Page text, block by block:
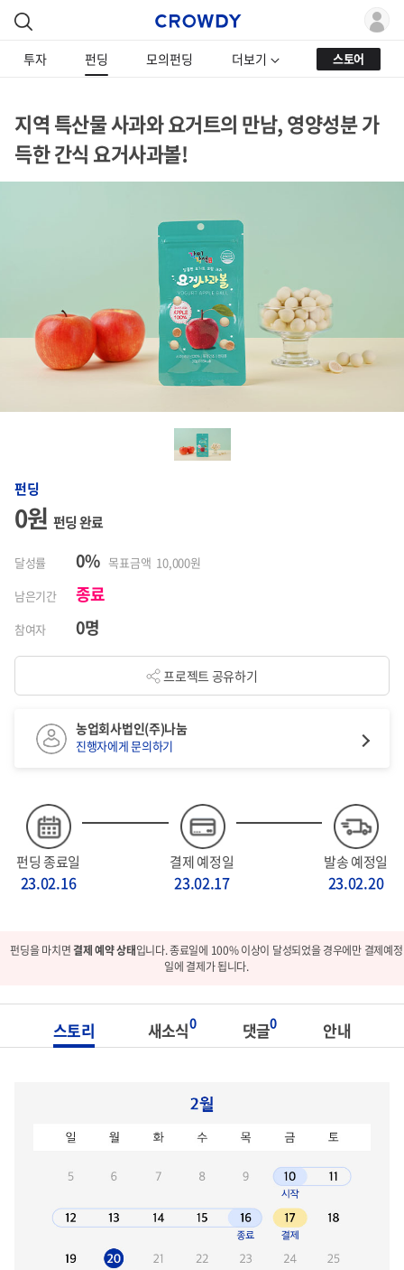
투자 펀딩 모의펀딩 더보기 스토어
지역 특산물 사과와 요거트의 만남, 영양성분 가
득한 간식 요거사과볼!
펀딩
0원 펀딩 완료
달성률 0% 목표금액 10,000원
남은기간
종료
참여자 0명
프로젝트 공유하기
펀딩 종료일
23.02.16
결제 예정일
23.02.17
발송 예정일
23.02.20
농업회사법인(주)나눔
진행자에게 문의하기
펀딩을 마치면결제 예약 상태입니다. 종료일에 100% 이상이 달성되었을 경우에만 결제예정
일에 결제가 됩니다.
스토리 새소식0 댓글0 안내